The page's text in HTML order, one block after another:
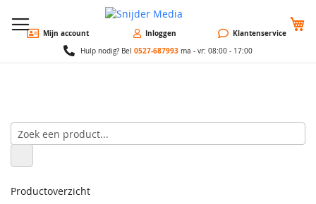
Mijn account Inloggen Klantenservice
Hulp nodig? Bel 0527-687993 ma - vr: 08:00 - 17:00
Productoverzicht